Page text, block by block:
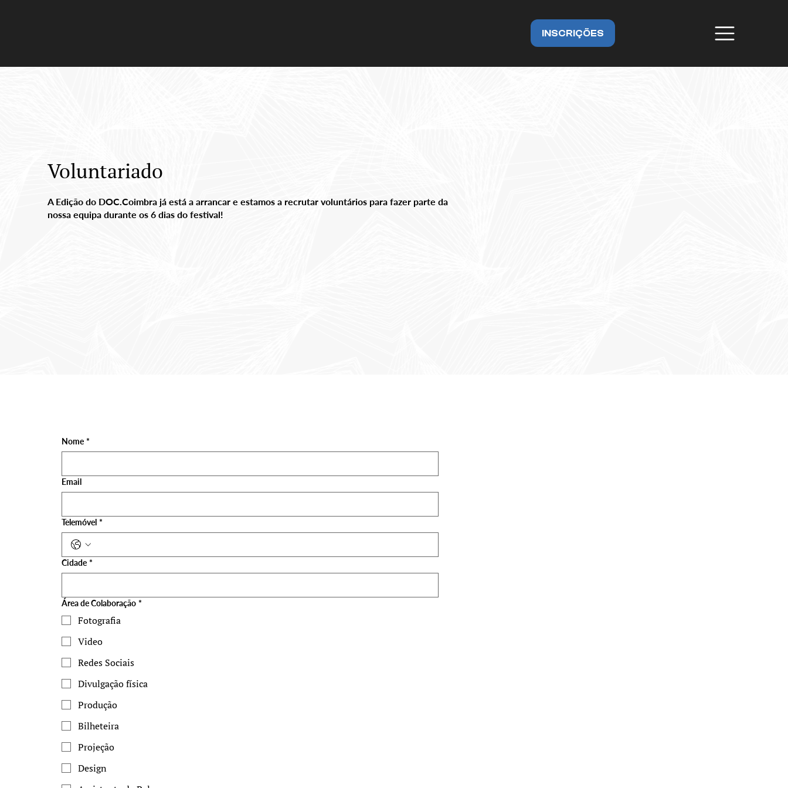
INSCRIÇÕES
Voluntariado
A Edição do DOC.Coimbra já está a arrancar e estamos a recrutar voluntários para fazer parte da
nossa equipa durante os 6 dias do festival!
Nome *
Email
Telemóvel *
Cidade *
Área de Colaboração *
Fotografia
Video
Redes Sociais
Divulgação física
Produção
Bilheteira
Projeção
Design